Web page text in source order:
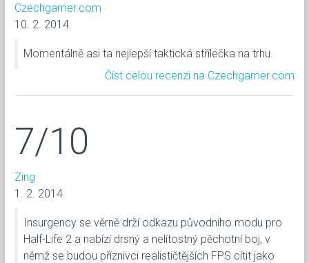
Czechgamer.com
10. 2. 2014
Momentálně asi ta nejlepší taktická střílečka na trhu.
Číst celou recenzi na Czechgamer.com
7/10
Zing
1. 2. 2014
Insurgency se věrně drží odkazu původního modu pro
Half-Life 2 a nabízí drsný a nelítostný pěchotní boj, v
němž se budou příznivci realističtějších FPS cítit jako